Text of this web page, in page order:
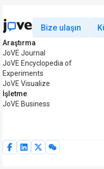
Bize ulaşın
Araştırma
JoVE Journal
JoVE Encyclopedia of
Experiments
JoVE Visualize
İşletme
JoVE Business